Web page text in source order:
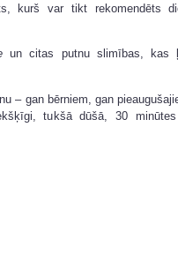
kurš var tikt rekomendēts
un citas putnu slimības, kas
– gan bērniem, gan
tukšā dūšā, 30 minūtes